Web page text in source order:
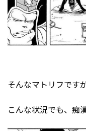
そんなマトリフです
こんな状況でも、痴